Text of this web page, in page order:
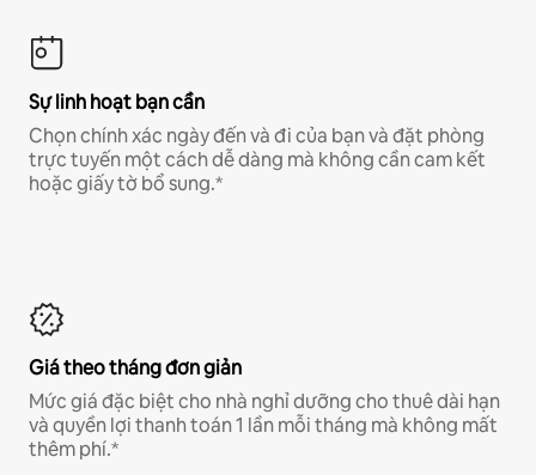
Sự linh hoạt bạn cần
Chọn chính xác ngày đến và đi của bạn và đặt phòng
trực tuyến một cách dễ dàng mà không cần cam kết
hoặc giấy tờ bổ sung.*
Giá theo tháng đơn giản
Mức giá đặc biệt cho nhà nghỉ dưỡng cho thuê dài hạn
và quyền lợi thanh toán 1 lần mỗi tháng mà không mất
thêm phí.*